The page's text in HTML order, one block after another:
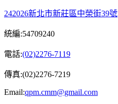
242026新北市新莊區中榮街39號
統編:54709240
電話:(02)2276-7119
傳真:(02)2276-7219
Email:qpm.cmm@gmail.com